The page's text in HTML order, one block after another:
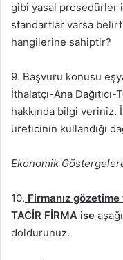
gibi yasal prosedürler
standartlar varsa
hangilerine sahiptir?
9. Başvuru konusu
İthalatçı-Ana
hakkında bilgi veriniz.
üreticinin kullandığı
Ekonomik
10. Firmanız gözetime
TACİR FİRMA ise
doldurunuz.